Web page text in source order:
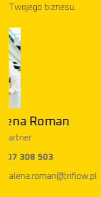
Twojego biznesu.